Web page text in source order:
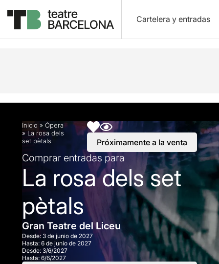
Cartelera y entradas
Descripción Horarios Ficha artística Info
Inicio » Ópera
» La rosa dels
set pètals
Próximamente a la venta
Comprar entradas para
La rosa dels set
pètals
Gran Teatre del Liceu
Desde: 3 de junio de 2027
Hasta: 6 de junio de 2027
Desde: 3/6/2027
Hasta: 6/6/2027